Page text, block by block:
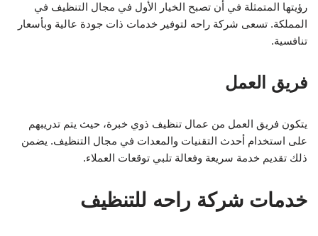
رؤيتها المتمثلة في أن تصبح الخيار الأول في مجال التنظيف في
المملكة. تسعى شركة راحه لتوفير خدمات ذات جودة عالية وبأسعار
تنافسية.
فريق العمل
يتكون فريق العمل من عمال تنظيف ذوي خبرة، حيث يتم تدريبهم
على استخدام أحدث التقنيات والمعدات في مجال التنظيف. يضمن
ذلك تقديم خدمة سريعة وفعالة تلبي توقعات العملاء.
خدمات شركة راحه للتنظيف